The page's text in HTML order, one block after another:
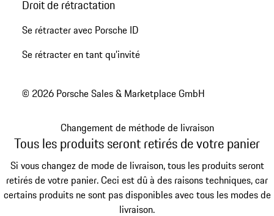
Droit de rétractation
Se rétracter avec Porsche ID
Se rétracter en tant qu’invité
© 2026 Porsche Sales & Marketplace GmbH
Changement de méthode de livraison
Tous les produits seront retirés de votre panier
Si vous changez de mode de livraison, tous les produits seront
retirés de votre panier. Ceci est dû à des raisons techniques, car
certains produits ne sont pas disponibles avec tous les modes de
livraison.